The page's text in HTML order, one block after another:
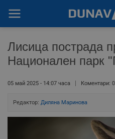
Лисица пострада
Национален парк
05 май 2025 - 14:07 часа Коментари: 0
Редактор: Диляна Маринова